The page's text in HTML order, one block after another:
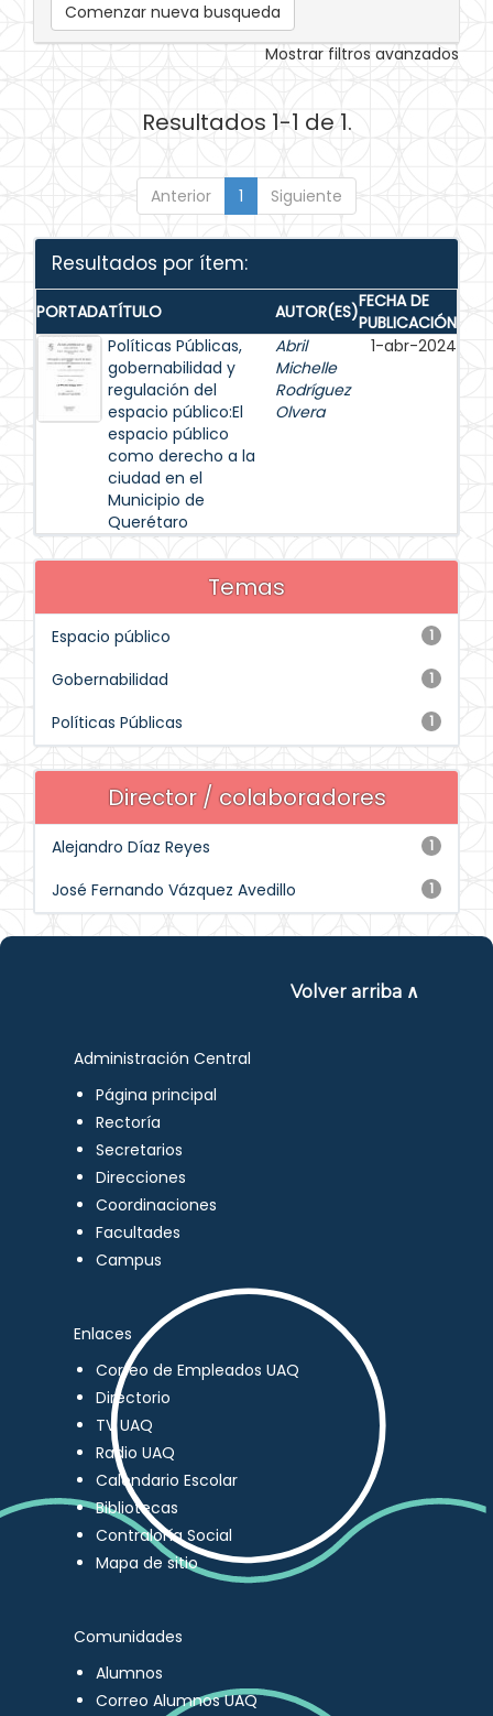
Comenzar nueva busqueda
Mostrar filtros avanzados
Resultados 1-1 de 1.
Anterior 1 Siguiente
Resultados por ítem:
PORTADATÍTULO AUTOR(ES)FECHA DE
PUBLICACIÓN
Políticas Públicas,
gobernabilidad y
regulación del
espacio público:El
espacio público
como derecho a la
ciudad en el
Municipio de
Querétaro
Abril
Michelle
Rodríguez
Olvera
1-abr-2024
Temas
1
Espacio público
1
Gobernabilidad
1
Políticas Públicas
Director / colaboradores
1
Alejandro Díaz Reyes
1
José Fernando Vázquez Avedillo
Volver arriba ∧
Administración Central
Página principal
Rectoría
Secretarios
Direcciones
Coordinaciones
Facultades
Campus
Enlaces
Correo de Empleados UAQ
Directorio
TV UAQ
Radio UAQ
Calendario Escolar
Bibliotecas
Contraloría Social
Mapa de sitio
Comunidades
Alumnos
Correo Alumnos UAQ